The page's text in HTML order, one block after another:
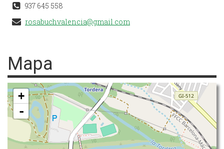
937 645 558
rosabuchvalencia@gmail.com
Mapa
+
-